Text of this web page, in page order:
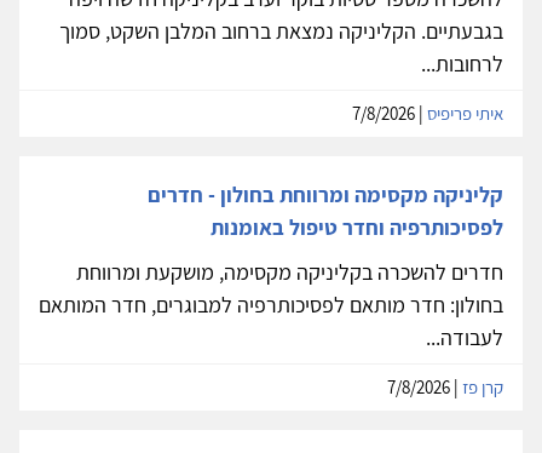
בגבעתיים. הקליניקה נמצאת ברחוב המלבן השקט, סמוך
לרחובות...
איתי פריפיס
קליניקה מקסימה ומרווחת בחולון - חדרים
לפסיכותרפיה וחדר טיפול באומנות
חדרים להשכרה בקליניקה מקסימה, מושקעת ומרווחת
בחולון: חדר מותאם לפסיכותרפיה למבוגרים, חדר המותאם
לעבודה...
קרן פז